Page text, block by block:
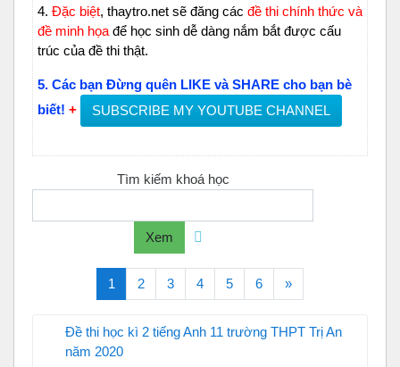
4. Đặc biệt, thaytro.net sẽ đăng các đề thi chính thức và
đề minh họa để học sinh dễ dàng nắm bắt được cấu
trúc của đề thi thật.
5. Các bạn Đừng quên LIKE và SHARE cho bạn bè
biết! + SUBSCRIBE MY YOUTUBE CHANNEL
Tìm kiếm khoá học
Xem
1 (current)
2 3 4 5 6 »Tiếp theo
Đề thi học kì 2 tiếng Anh 11 trường THPT Trị An
năm 2020